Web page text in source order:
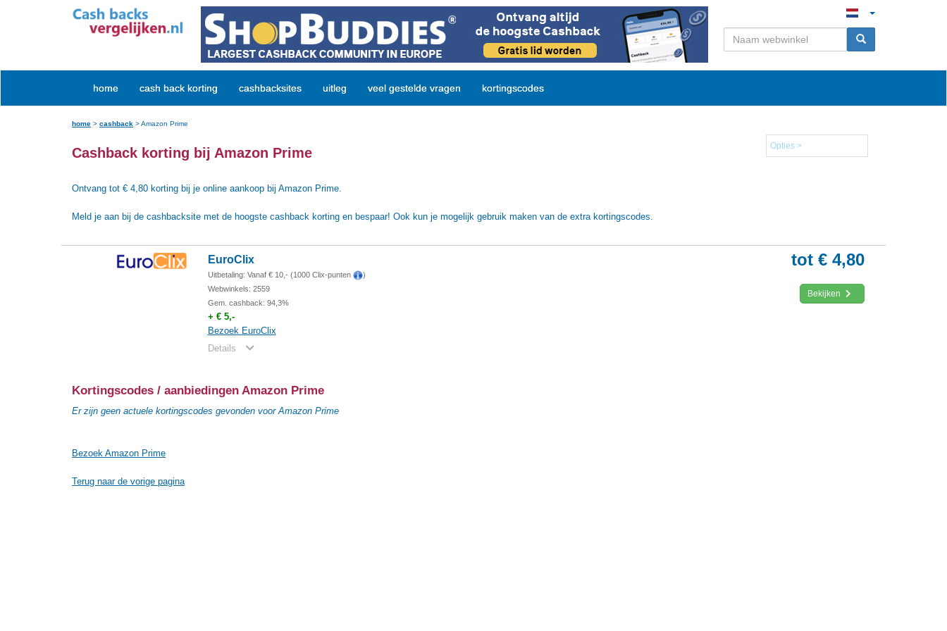
home cash back korting cashbacksites uitleg veel gestelde vragen kortingscodes
home > cashback >Amazon Prime
Opties >
Cashback korting bij Amazon Prime
Ontvang tot € 4,80 korting bij je online aankoop bij Amazon Prime.
Meld je aan bij de cashbacksite met de hoogste cashback korting en bespaar! Ook kun je mogelijk gebruik maken van de extra kortingscodes.
EuroClix
Uitbetaling: Vanaf € 10,- (1000 Clix-punten
)
Webwinkels: 2559
Gem. cashback: 94,3%
+ € 5,-
Bezoek EuroClix
Details
tot € 4,80
Bekijken
Kortingscodes / aanbiedingen Amazon Prime
Er zijn geen actuele kortingscodes gevonden voor Amazon Prime
Bezoek Amazon Prime
Terug naar de vorige pagina